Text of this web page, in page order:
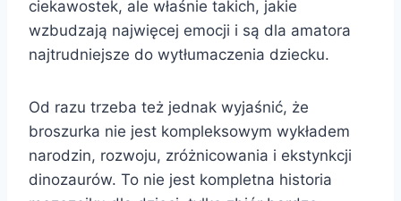
ciekawostek, ale właśnie takich, jakie
wzbudzają najwięcej emocji i są dla amatora
najtrudniejsze do wytłumaczenia dziecku.
Od razu trzeba też jednak wyjaśnić, że
broszurka nie jest kompleksowym wykładem
narodzin, rozwoju, zróżnicowania i ekstynkcji
dinozaurów. To nie jest kompletna historia